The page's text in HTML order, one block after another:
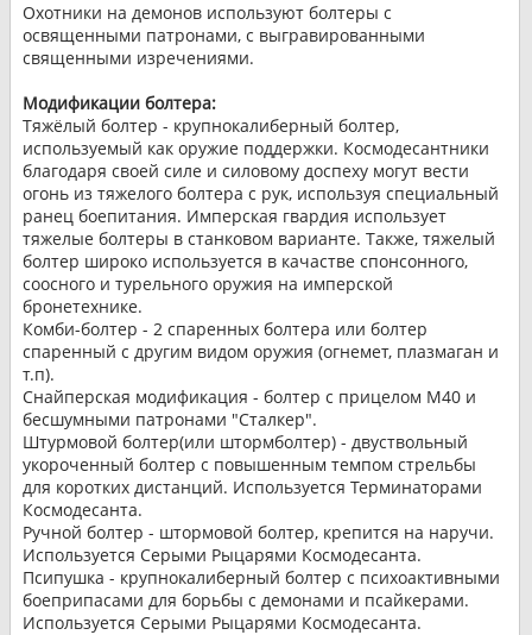
Охотники на демонов используют болтеры с
освященными патронами, с выгравированными
священными изречениями.
Модификации болтера:
Тяжёлый болтер - крупнокалиберный болтер,
используемый как оружие поддержки. Космодесантники
благодаря своей силе и силовому доспеху могут вести
огонь из тяжелого болтера с рук, используя специальный
ранец боепитания. Имперская гвардия использует
тяжелые болтеры в станковом варианте. Также, тяжелый
болтер широко используется в качастве спонсонного,
соосного и турельного оружия на имперской
бронетехнике.
Комби-болтер - 2 спаренных болтера или болтер
спаренный с другим видом оружия (огнемет, плазмаган и
т.п).
Снайперская модификация - болтер с прицелом M40 и
бесшумными патронами "Сталкер".
Штурмовой болтер(или штормболтер) - двуствольный
укороченный болтер с повышенным темпом стрельбы
для коротких дистанций. Используется Терминаторами
Космодесанта.
Ручной болтер - штормовой болтер, крепится на наручи.
Используется Серыми Рыцарями Космодесанта.
Псипушка - крупнокалиберный болтер с психоактивными
боеприпасами для борьбы с демонами и псайкерами.
Используется Серыми Рыцарями Космодесанта.